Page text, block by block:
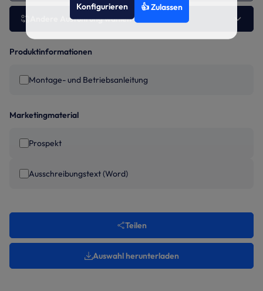
Andere Ausführung wählen
Produktinformationen
Montage- und Betriebsanleitung
Marketingmaterial
Prospekt
Ausschreibungstext (Word)
Teilen
Auswahl herunterladen
Konfigurieren 👍 Zulassen